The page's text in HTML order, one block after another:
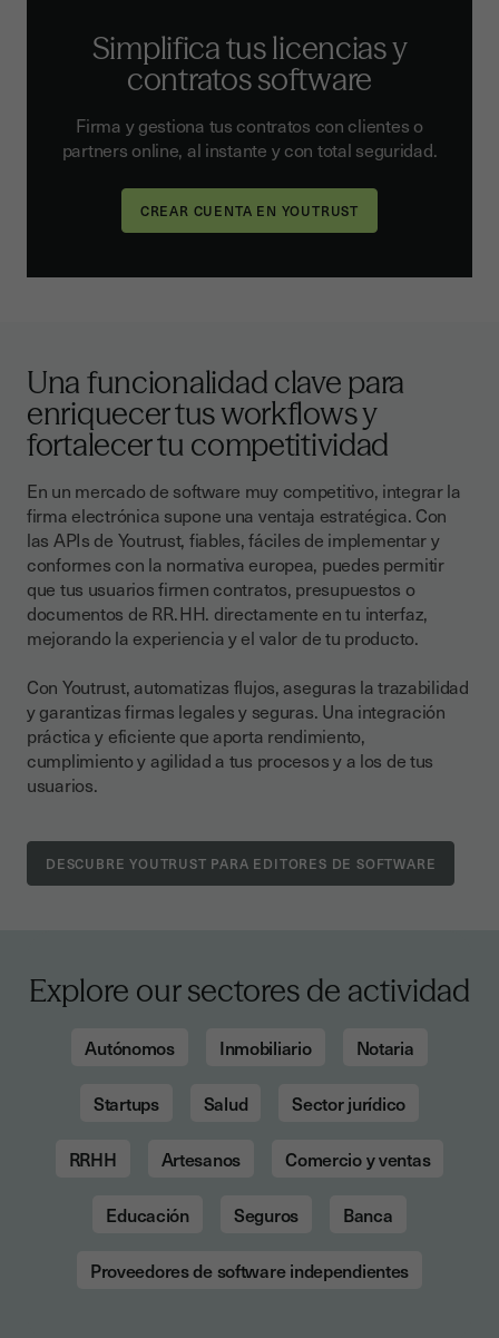
Simplifica tus licencias y
contratos software
Firma y gestiona tus contratos con clientes o
partners online, al instante y con total seguridad.
Una funcionalidad clave para
enriquecer tus workflows y
fortalecer tu competitividad
En un mercado de software muy competitivo, integrar la
firma electrónica supone una ventaja estratégica. Con
las APIs de Youtrust, fiables, fáciles de implementar y
conformes con la normativa europea, puedes permitir
que tus usuarios firmen contratos, presupuestos o
documentos de RR. HH. directamente en tu interfaz,
mejorando la experiencia y el valor de tu producto.
Con Youtrust, automatizas flujos, aseguras la trazabilidad
y garantizas firmas legales y seguras. Una integración
práctica y eficiente que aporta rendimiento,
cumplimiento y agilidad a tus procesos y a los de tus
usuarios.
DESCUBRE YOUTRUST PARA EDITORES DE SOFTWARE
Explore our sectores de actividad
Autónomos Inmobiliario Notaria
Startups Salud Sector jurídico
RRHH Artesanos Comercio y ventas
Educación Seguros Banca
Proveedores de software independientes